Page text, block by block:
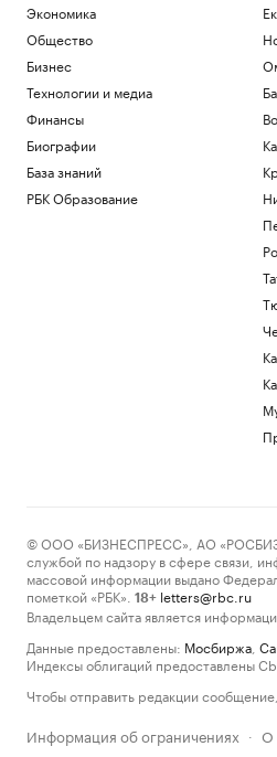
Как Ходынка стала новым центром
притяжения
РБК и Stone
Reuters узнал о просьбе США
освободить осужденного в России
морпеха
Политика
Экономика
Общество
Бизнес
Технологии и медиа
Финансы
Биографии
База знаний
РБК Образование
© ООО «БИЗНЕСПРЕСС», АО
службой по надзору в сфере связи,
массовой информации выдано
пометкой «РБК».
18+ letters@rbc.ru
Владельцем сайта является
Данные предоставлены: Мосбиржа
Индексы облигаций предоставлены
Чтобы отправить редакции
Информация об ограничениях · О